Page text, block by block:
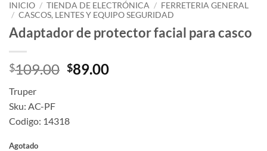
INICIO / TIENDA DE ELECTRÓNICA / FERRETERIA GENERAL
/ CASCOS, LENTES Y EQUIPO SEGURIDAD
Adaptador de protector facial para casco
$109.00 Original
$89.00Current
Truper
Sku: AC-PF
Codigo: 14318
Agotado